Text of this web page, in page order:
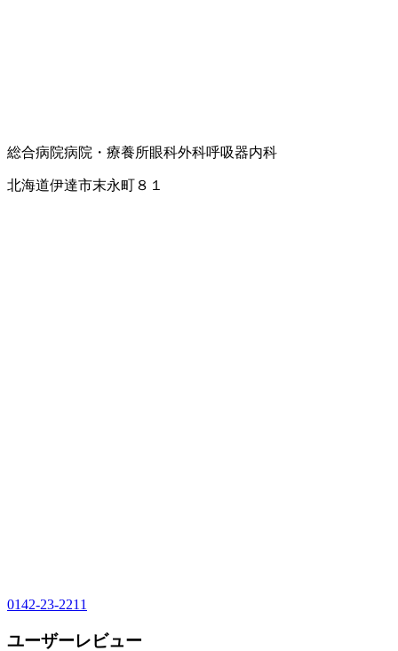
総合病院病院・療養所眼科外科呼吸器内科
北海道伊達市末永町８１
0142-23-2211
ユーザーレビュー